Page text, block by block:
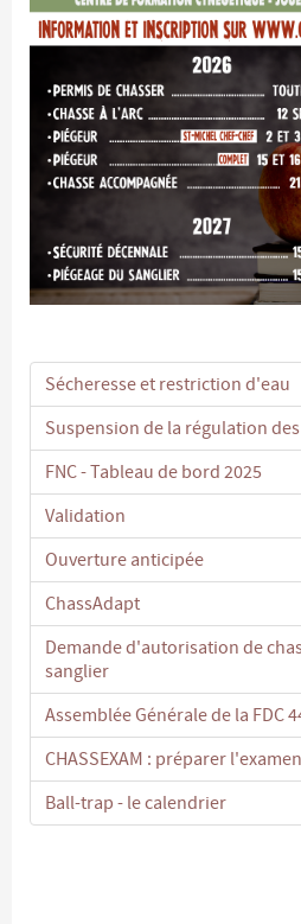
Sécheresse et restriction d'eau
Suspension de la régulation
FNC - Tableau de bord 2025
Validation
Ouverture anticipée
ChassAdapt
Demande d'autorisation de
sanglier
Assemblée Générale de la FDC
CHASSEXAM : préparer
Ball-trap - le calendrier